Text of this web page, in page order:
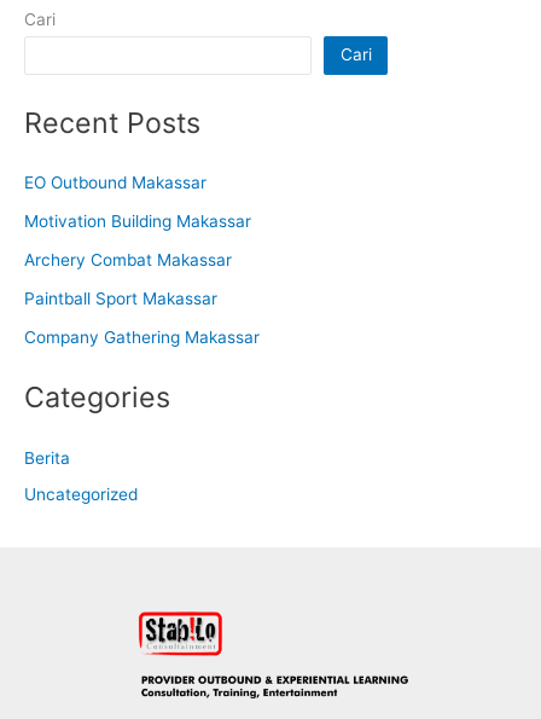
Cari
Cari
Recent Posts
EO Outbound Makassar
Motivation Building Makassar
Archery Combat Makassar
Paintball Sport Makassar
Company Gathering Makassar
Categories
Berita
Uncategorized